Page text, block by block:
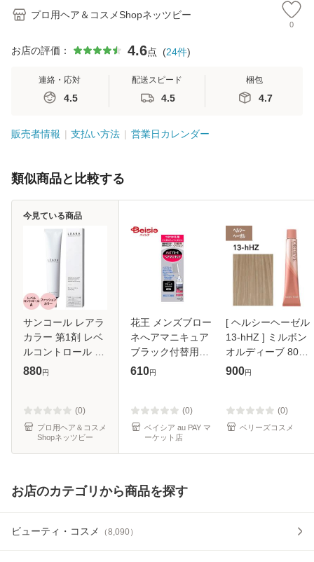
プロ用ヘア＆コスメShopネッツビー
0
お店の評価： 4.6点 (24件)
連絡・応対
4.5
配送スピード
4.5
梱包
4.7
販売者情報 支払い方法 営業日カレンダー
類似商品と比較する
サンコール レアラ
カラー 第1剤 レベ
ルコントロール A
80g [ ヘアカラー
suncall
880円
(0)
プロ用ヘア＆コスメ
Shopネッツビー
今見ている商品
花王 メンズブロー
ネへアマニキュア
ブラック付替用
72g | 白髪染め メ
ク 簡単 部分染め
花王 男性用
610円
(0)
ベイシア au PAY マ
ーケット店
[ ヘルシーヘーゼル
13-hHZ ] ミルボン
オルディーブ 80g
ヘアカラー カラー
900円
(0)
ベリーズコスメ
お店のカテゴリから商品を探す
ビューティ・コスメ （8,090）